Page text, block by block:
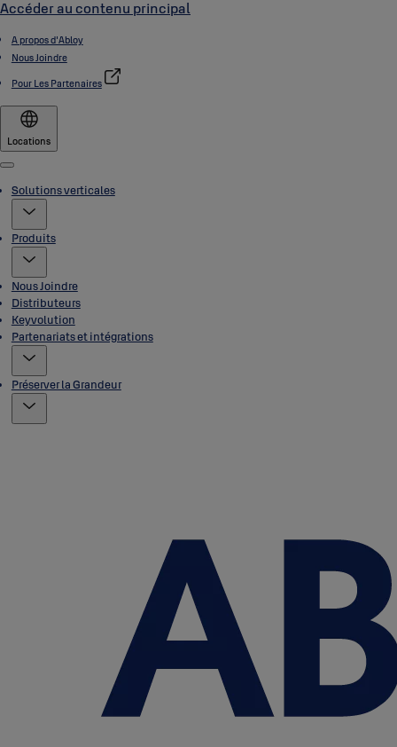
Accéder au contenu principal
A propos d'Abloy
Nous Joindre
Pour Les Partenaires
Locations
Menu
Solutions verticales
Produits
Nous Joindre
Distributeurs
Keyvolution
Partenariats et intégrations
Préserver la Grandeur